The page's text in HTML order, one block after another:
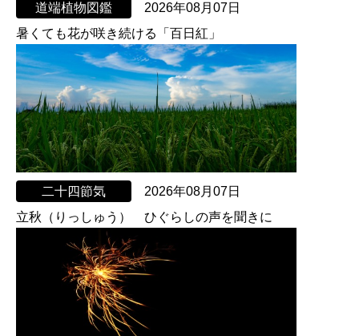
道端植物図鑑
2026年08月07日
暑くても花が咲き続ける「百日紅」
二十四節気
2026年08月07日
立秋（りっしゅう） ひぐらしの声を聞きに